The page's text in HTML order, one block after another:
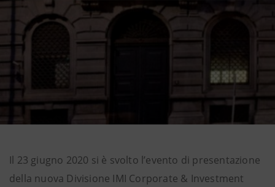
Il 23 giugno 2020 si è svolto l’evento di presentazione
della nuova Divisione IMI Corporate & Investment